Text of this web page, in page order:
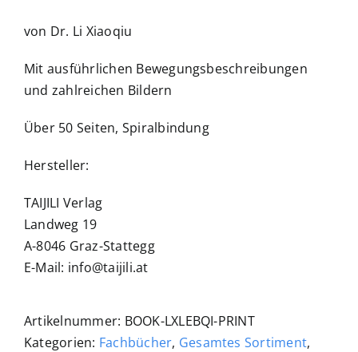
von Dr. Li Xiaoqiu
Mit ausführlichen Bewegungsbeschreibungen
und zahlreichen Bildern
Über 50 Seiten, Spiralbindung
Hersteller:
TAIJILI Verlag
Landweg 19
A-8046 Graz-Stattegg
E-Mail: info@taijili.at
Artikelnummer: BOOK-LXLEBQI-PRINT
Kategorien: Fachbücher, Gesamtes Sortiment,